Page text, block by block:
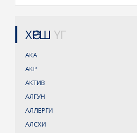
ХӨРШ ҮГ
АКА
АКР
АКТИВ
АЛГУН
АЛЛЕРГИ
АЛСХИ